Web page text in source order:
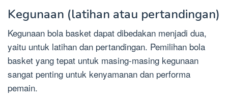
Kegunaan (latihan atau pertandingan)
Kegunaan bola basket dapat dibedakan menjadi dua,
yaitu untuk latihan dan pertandingan. Pemilihan bola
basket yang tepat untuk masing-masing kegunaan
sangat penting untuk kenyamanan dan performa
pemain.